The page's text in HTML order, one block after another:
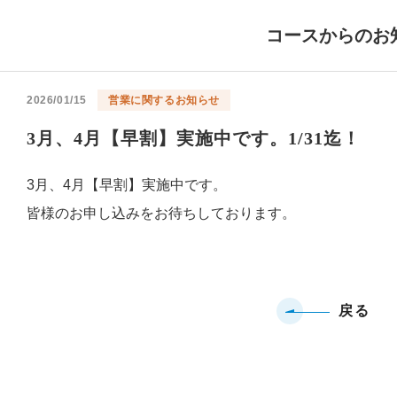
コースからのお
2026/01/15 営業に関するお知らせ
3月、4月【早割】実施中です。1/31迄！
3月、4月【早割】実施中です。
皆様のお申し込みをお待ちしております。
戻る